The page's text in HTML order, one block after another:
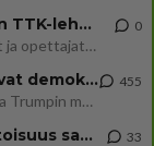
Ernest Lawson täräytti erikoisen heiton TTK-lehdistötilaisuudessa: " Onko tässä tarkoituksena...?"
Ernest Lawson esitteli uudet TTK-tähtioppilaat ja opettajat torstaina 6.8. lehdistölle. Tulevalla kaudella on yksi hausk
0
Jos SDP ei voita reilusti, persut kumoavat demokratian Suomesta
Näin tekisi ainakin Rydman seuratessaan idolinsa Trumpin mallia https://www.is.fi/politiikka/art-2000012187244.html
455
Uuden TTK-juontajan ympärillä epätietoisuus sakenee - Nyt MTV hämmentää soppaa 33